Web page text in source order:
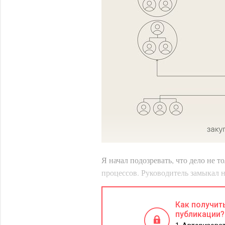
Я начал подозревать, что дело не
процессов. Руководитель
менеджерами происходило не по
договоренностей. Это создавало
«по договоренности», а не по
Как
публикации?